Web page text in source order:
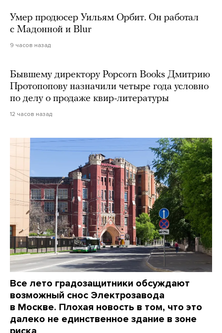
Умер продюсер Уильям Орбит. Он работал
с Мадонной и Blur
9 часов назад
Бывшему директору Popcorn Books Дмитрию
Протопопову назначили четыре года условно
по делу о продаже квир-литературы
12 часов назад
Все лето градозащитники обсуждают
возможный снос Электрозавода
в Москве. Плохая новость в том, что это
далеко не единственное здание в зоне